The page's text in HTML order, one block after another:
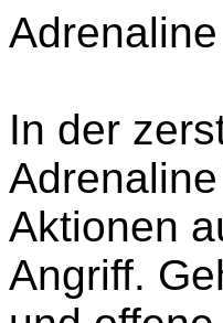
Adrenaline
In der
Aktionen
Angriff.